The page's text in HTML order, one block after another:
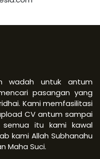
wadah untuk antum
pasangan yang
Kami memfasilitasi
CV antum sampai
semua itu kami kawal
kami Allah Subhanahu
Maha Suci.